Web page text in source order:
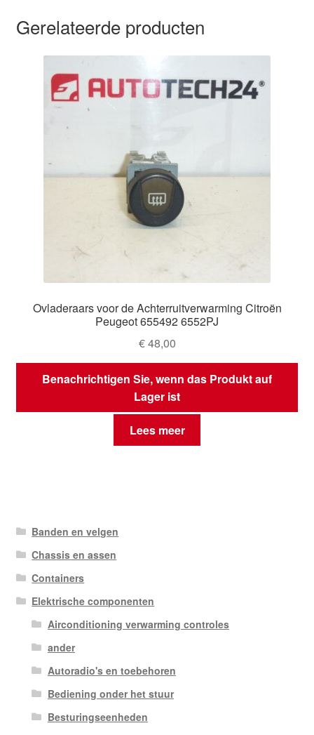
Gerelateerde producten
Ovladeraars voor de Achterruitverwarming Citroën
Peugeot 655492 6552PJ
€48,00
Benachrichtigen Sie, wenn das Produkt auf
Lager ist
Lees meer
Banden en velgen
Chassis en assen
Containers
Elektrische componenten
Airconditioning verwarming controles
ander
Autoradio's en toebehoren
Bediening onder het stuur
Besturingseenheden